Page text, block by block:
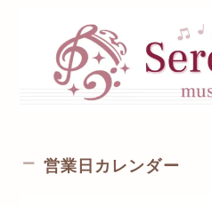
営業日カレンダー